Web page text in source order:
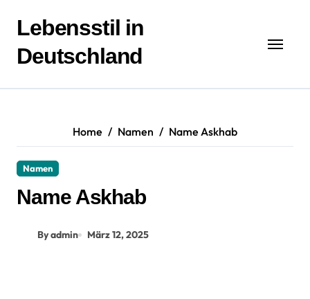
Inhalt
springen
Lebensstil in
Deutschland
Home Namen Name Askhab
Namen
Name Askhab
By admin März 12, 2025